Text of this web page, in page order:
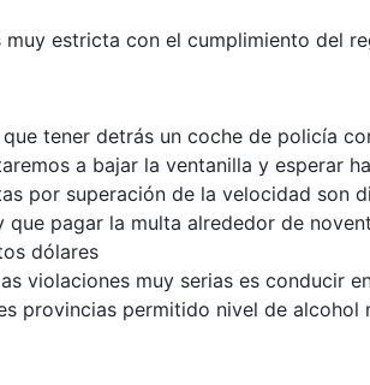
muy estricta con el cumplimiento del
que tener detrás un coche de policía
a bajar la ventanilla y esperar
por superación de la velocidad son
que pagar la multa alrededor de
dólares
violaciones muy serias es conducir
provincias permitido nivel de